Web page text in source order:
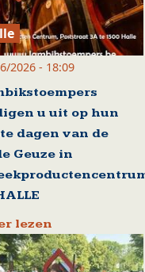
2026 - 18:09
u uit op hun
dagen van de
Geuze in
lezen